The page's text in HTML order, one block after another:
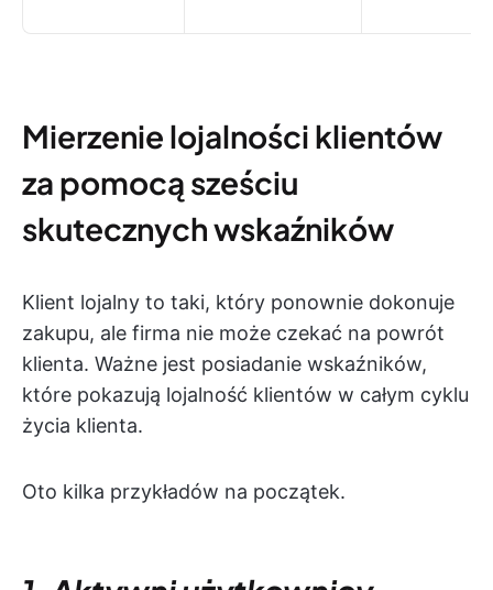
Mierzenie lojalności klientów
za pomocą sześciu
skutecznych wskaźników
Klient lojalny to taki, który ponownie dokonuje
zakupu, ale firma nie może czekać na powrót
klienta. Ważne jest posiadanie wskaźników,
które pokazują lojalność klientów w całym cyklu
życia klienta.
Oto kilka przykładów na początek.